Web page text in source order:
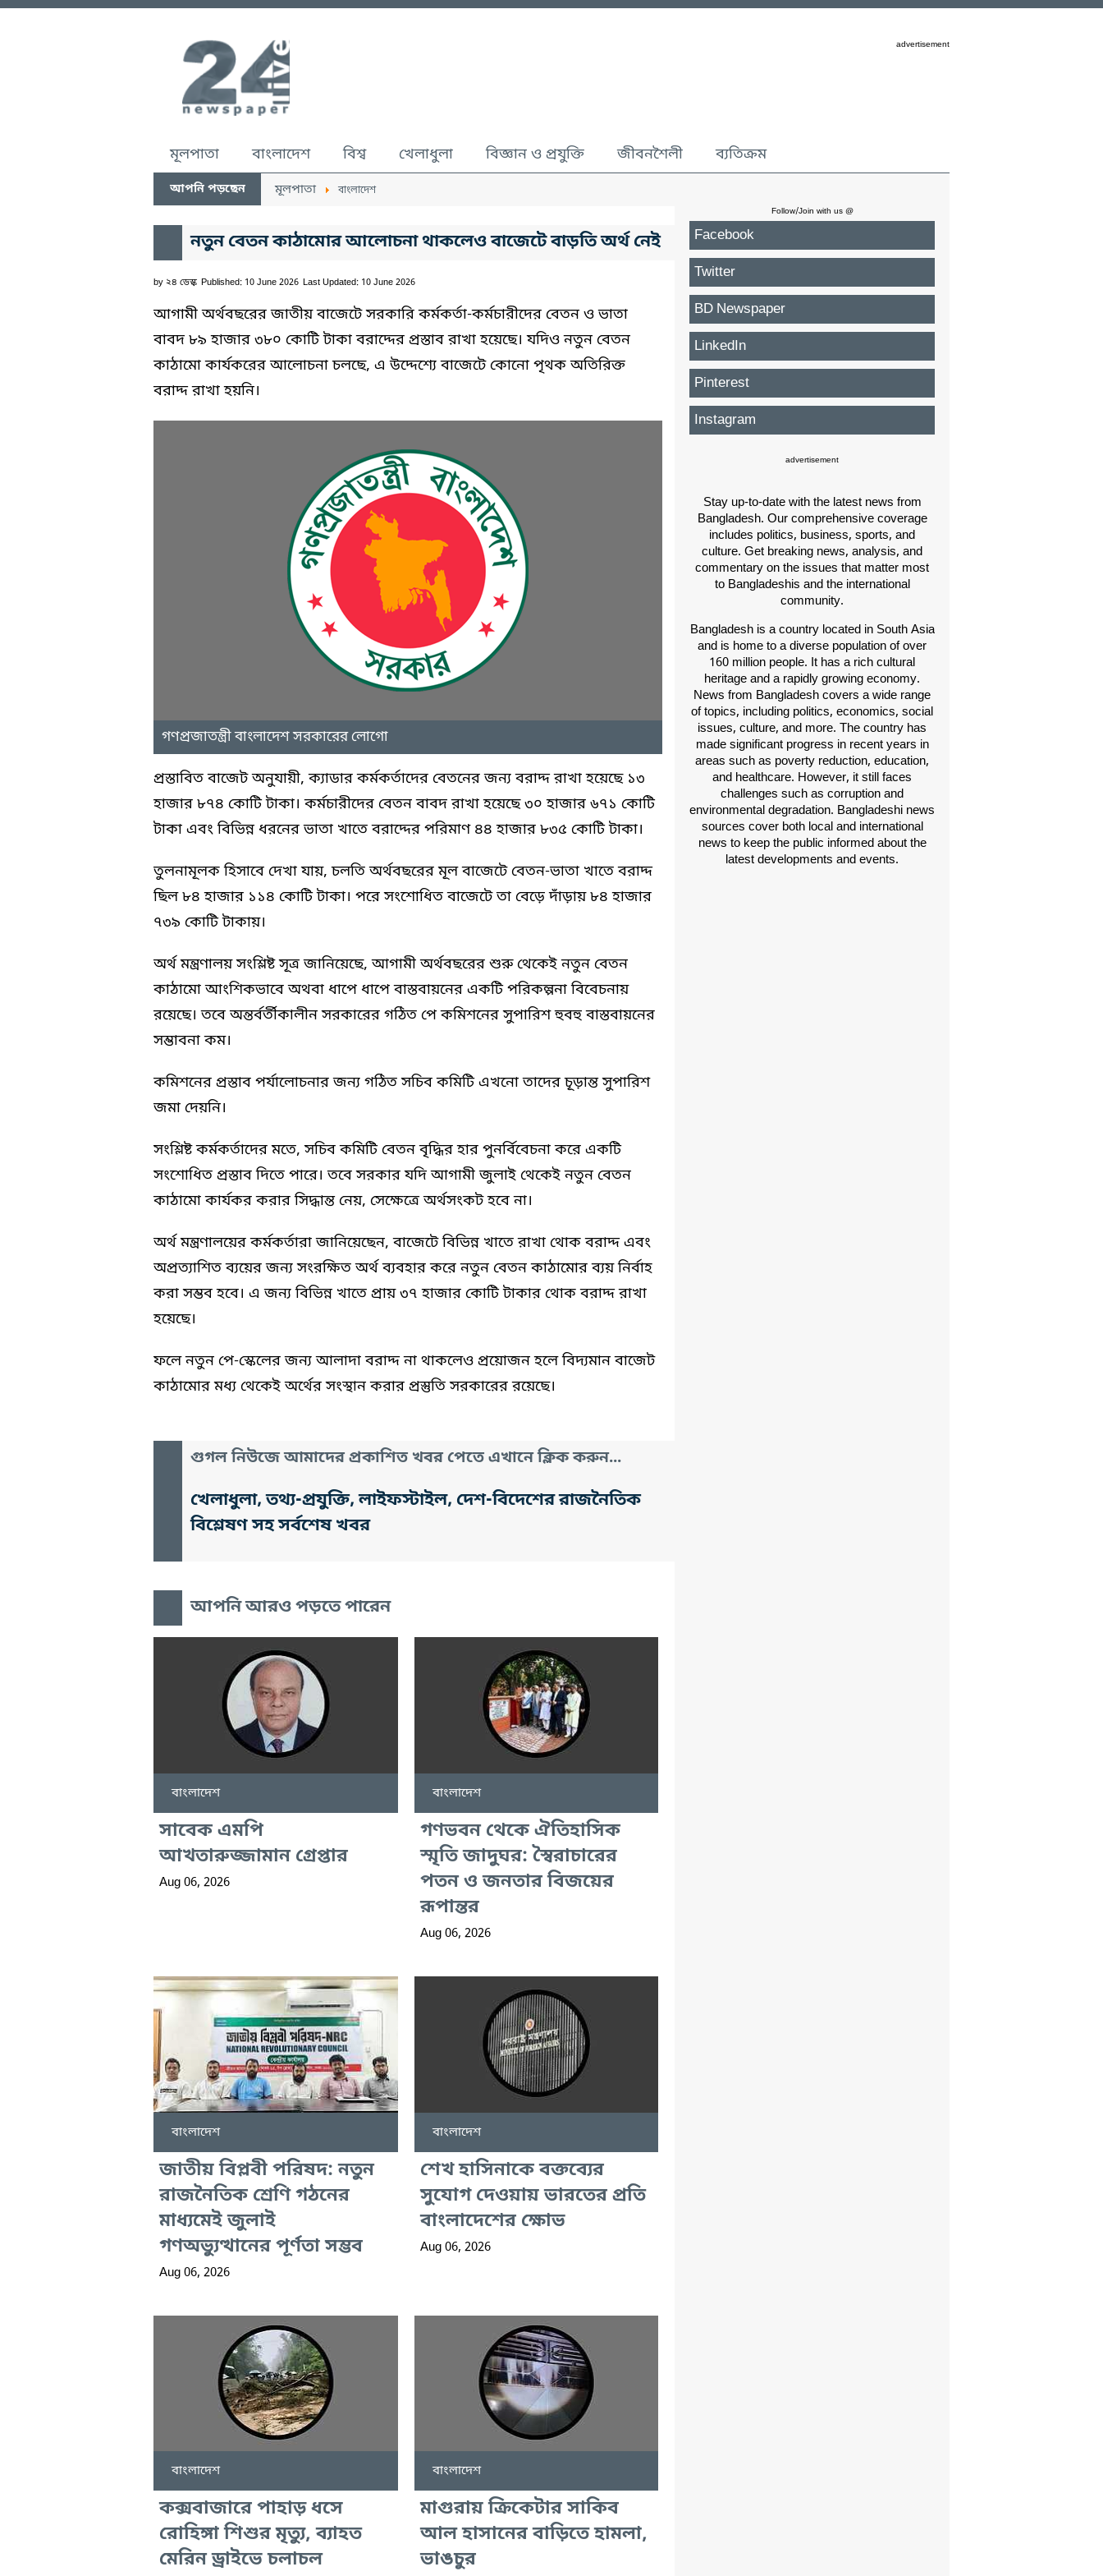
advertisement
মূলপাতা বাংলাদেশ বিশ্ব খেলাধুলা বিজ্ঞান ও প্রযুক্তি জীবনশৈলী ব্যতিক্রম
আপনি পড়ছেন মূলপাতা বাংলাদেশ
নতুন বেতন কাঠামোর আলোচনা থাকলেও বাজেটে বাড়তি অর্থ নেই
by ২৪ ডেস্ক Published: 10 June 2026 Last Updated: 10 June 2026
আগামী অর্থবছরের জাতীয় বাজেটে সরকারি কর্মকর্তা-কর্মচারীদের বেতন ও ভাতা
বাবদ ৮৯ হাজার ৩৮০ কোটি টাকা বরাদ্দের প্রস্তাব রাখা হয়েছে। যদিও নতুন বেতন
কাঠামো কার্যকরের আলোচনা চলছে, এ উদ্দেশ্যে বাজেটে কোনো পৃথক অতিরিক্ত
বরাদ্দ রাখা হয়নি।
গণপ্রজাতন্ত্রী বাংলাদেশ সরকারের লোগো
প্রস্তাবিত বাজেট অনুযায়ী, ক্যাডার কর্মকর্তাদের বেতনের জন্য বরাদ্দ রাখা হয়েছে ১৩
হাজার ৮৭৪ কোটি টাকা। কর্মচারীদের বেতন বাবদ রাখা হয়েছে ৩০ হাজার ৬৭১ কোটি
টাকা এবং বিভিন্ন ধরনের ভাতা খাতে বরাদ্দের পরিমাণ ৪৪ হাজার ৮৩৫ কোটি টাকা।
তুলনামূলক হিসাবে দেখা যায়, চলতি অর্থবছরের মূল বাজেটে বেতন-ভাতা খাতে বরাদ্দ
ছিল ৮৪ হাজার ১১৪ কোটি টাকা। পরে সংশোধিত বাজেটে তা বেড়ে দাঁড়ায় ৮৪ হাজার
৭৩৯ কোটি টাকায়।
অর্থ মন্ত্রণালয় সংশ্লিষ্ট সূত্র জানিয়েছে, আগামী অর্থবছরের শুরু থেকেই নতুন বেতন
কাঠামো আংশিকভাবে অথবা ধাপে ধাপে বাস্তবায়নের একটি পরিকল্পনা বিবেচনায়
রয়েছে। তবে অন্তর্বর্তীকালীন সরকারের গঠিত পে কমিশনের সুপারিশ হুবহু বাস্তবায়নের
সম্ভাবনা কম।
কমিশনের প্রস্তাব পর্যালোচনার জন্য গঠিত সচিব কমিটি এখনো তাদের চূড়ান্ত সুপারিশ
জমা দেয়নি।
সংশ্লিষ্ট কর্মকর্তাদের মতে, সচিব কমিটি বেতন বৃদ্ধির হার পুনর্বিবেচনা করে একটি
সংশোধিত প্রস্তাব দিতে পারে। তবে সরকার যদি আগামী জুলাই থেকেই নতুন বেতন
কাঠামো কার্যকর করার সিদ্ধান্ত নেয়, সেক্ষেত্রে অর্থসংকট হবে না।
অর্থ মন্ত্রণালয়ের কর্মকর্তারা জানিয়েছেন, বাজেটে বিভিন্ন খাতে রাখা থোক বরাদ্দ এবং
অপ্রত্যাশিত ব্যয়ের জন্য সংরক্ষিত অর্থ ব্যবহার করে নতুন বেতন কাঠামোর ব্যয় নির্বাহ
করা সম্ভব হবে। এ জন্য বিভিন্ন খাতে প্রায় ৩৭ হাজার কোটি টাকার থোক বরাদ্দ রাখা
হয়েছে।
ফলে নতুন পে-স্কেলের জন্য আলাদা বরাদ্দ না থাকলেও প্রয়োজন হলে বিদ্যমান বাজেট
কাঠামোর মধ্য থেকেই অর্থের সংস্থান করার প্রস্তুতি সরকারের রয়েছে।
গুগল নিউজে আমাদের প্রকাশিত খবর পেতে এখানে ক্লিক করুন...
খেলাধুলা, তথ্য-প্রযুক্তি, লাইফস্টাইল, দেশ-বিদেশের রাজনৈতিক
বিশ্লেষণ সহ সর্বশেষ খবর
আপনি আরও পড়তে পারেন
বাংলাদেশ
সাবেক এমপি
আখতারুজ্জামান গ্রেপ্তার
Aug 06, 2026
বাংলাদেশ
গণভবন থেকে ঐতিহাসিক
স্মৃতি জাদুঘর: স্বৈরাচারের
পতন ও জনতার বিজয়ের
রূপান্তর
Aug 06, 2026
বাংলাদেশ
জাতীয় বিপ্লবী পরিষদ: নতুন
রাজনৈতিক শ্রেণি গঠনের
মাধ্যমেই জুলাই
গণঅভ্যুত্থানের পূর্ণতা সম্ভব
Aug 06, 2026
বাংলাদেশ
শেখ হাসিনাকে বক্তব্যের
সুযোগ দেওয়ায় ভারতের প্রতি
বাংলাদেশের ক্ষোভ
Aug 06, 2026
বাংলাদেশ
কক্সবাজারে পাহাড় ধসে
রোহিঙ্গা শিশুর মৃত্যু, ব্যাহত
মেরিন ড্রাইভে চলাচল
বাংলাদেশ
মাগুরায় ক্রিকেটার সাকিব
আল হাসানের বাড়িতে হামলা,
ভাঙচুর
Follow/Join with us @
Facebook
Twitter
BD Newspaper
LinkedIn
Pinterest
Instagram
advertisement
Stay up-to-date with the latest news from
Bangladesh. Our comprehensive coverage
includes politics, business, sports, and
culture. Get breaking news, analysis, and
commentary on the issues that matter most
to Bangladeshis and the international
community.
Bangladesh is a country located in South Asia
and is home to a diverse population of over
160 million people. It has a rich cultural
heritage and a rapidly growing economy.
News from Bangladesh covers a wide range
of topics, including politics, economics, social
issues, culture, and more. The country has
made significant progress in recent years in
areas such as poverty reduction, education,
and healthcare. However, it still faces
challenges such as corruption and
environmental degradation. Bangladeshi news
sources cover both local and international
news to keep the public informed about the
latest developments and events.